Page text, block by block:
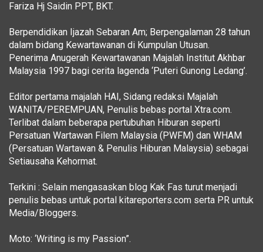
Fariza Hj Saidin PPT, BKT.
Berpendidikan Ijazah Sebaran Am; Berpengalaman 28 tahun
dalam bidang Kewartawanan di Kumpulan Utusan.
Penerima Anugerah Kewartawanan Majalah Institut Akhbar
Malaysia 1997 bagi cerita lagenda ‘Puteri Gunong Ledang’.
Editor pertama majalah HAI, Sidang redaksi Majalah
WANITA/PEREMPUAN, Penulis bebas portal Xtra.com.
Terlibat dalam beberapa pertubuhan Hiburan seperti
Persatuan Wartawan Filem Malaysia (PWFM) dan WHAM
(Persatuan Wartawan & Penulis Hiburan Malaysia) sebagai
Setiausaha Kehormat.
Terkini : Selain mengasaskan blog Kak Fas turut menjadi
penulis bebas untuk portal kitareporters.com serta PR untuk
Media/Bloggers.
Moto: ‘Writing is my Passion”.